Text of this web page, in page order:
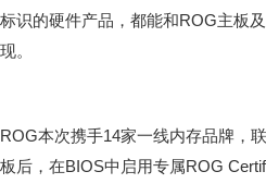
标识的硬件产品，都能和ROG主板
现。
ROG本次携手14家一线内存品牌，
板后，在BIOS中启用专属ROG